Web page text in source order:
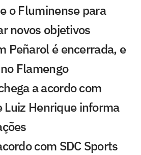
o Fluminense para
novos objetivos
Peñarol é encerrada, e
Flamengo
a acordo com
Luiz Henrique informa
com SDC Sports